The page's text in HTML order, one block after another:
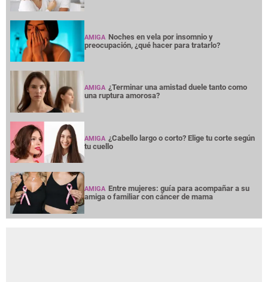
AMIGA Noches en vela por insomnio y
preocupación, ¿qué hacer para tratarlo?
AMIGA ¿Terminar una amistad duele tanto como
una ruptura amorosa?
AMIGA ¿Cabello largo o corto? Elige tu corte según
tu cuello
AMIGA Entre mujeres: guía para acompañar a su
amiga o familiar con cáncer de mama